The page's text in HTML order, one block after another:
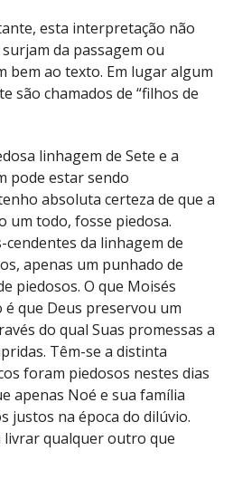
esta interpretação não
da passagem ou
bem ao texto. Em lugar algum
são chamados de “filhos de
linhagem de Sete e a
pode estar sendo
absoluta certeza de que a
um todo, fosse piedosa.
da linhagem de
apenas um punhado de
piedosos. O que Moisés
é que Deus preservou um
do qual Suas promessas a
Têm-se a distinta
foram piedosos nestes dias
apenas Noé e sua família
justos na época do dilúvio.
livrar qualquer outro que